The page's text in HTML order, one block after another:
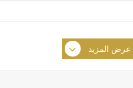
عرض المزيد